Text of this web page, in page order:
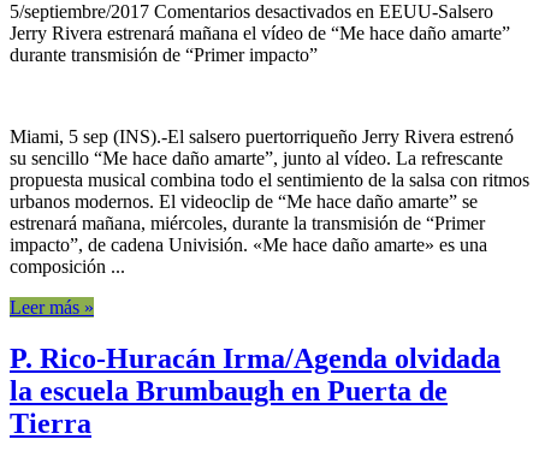
5/septiembre/2017 Comentarios desactivados en EEUU-Salsero
Jerry Rivera estrenará mañana el vídeo de “Me hace daño amarte”
durante transmisión de “Primer impacto”
Miami, 5 sep (INS).-El salsero puertorriqueño Jerry Rivera estrenó
su sencillo “Me hace daño amarte”, junto al vídeo. La refrescante
propuesta musical combina todo el sentimiento de la salsa con ritmos
urbanos modernos. El videoclip de “Me hace daño amarte” se
estrenará mañana, miércoles, durante la transmisión de “Primer
impacto”, de cadena Univisión. «Me hace daño amarte» es una
composición ...
Leer más »
P. Rico-Huracán Irma/Agenda olvidada
la escuela Brumbaugh en Puerta de
Tierra